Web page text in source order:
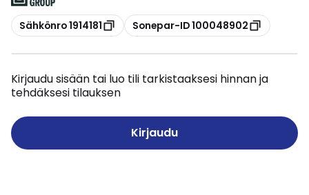
Kopioi
Sähkönro 1914181 Kopioi
Sonepar-ID 100048902
Kirjaudu sisään tai luo tili tarkistaaksesi hinnan ja
tehdäksesi tilauksen
Kirjaudu